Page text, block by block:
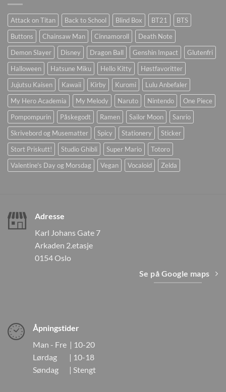
Attack on Titan Back to School Blind Box BT21
BTS
Buttons
Chainsaw Man Cinnamoroll
Death Note
Demon Slayer
Disney Dragon Ball Genshin Impact
Glutenfri
Halloween
Hatsune Miku Hello Kitty
Høstfavoritter
Jujutsu Kaisen
Kawaii Kirby Kuromi
Lulu Anbefaler
My Hero Academia
My Melody Naruto Nintendo
One Piece
Pompompurin
Påskegodt Ramen Sailor Moon
Sanrio
Skrivebord og Musematter
Spicy Stationery
Sticker
Stort Priskutt!
Studio Ghibli Super Mario
Totoro
Valentine's Day og Morsdag
Vegan Vocaloid Zelda
Adresse
Karl Johans Gate 7
Arkaden 2.etasje
0154 Oslo
Se på Google maps
Åpningstider
Man - Fre | 10-20
Lørdag | 10-18
Søndag | Stengt